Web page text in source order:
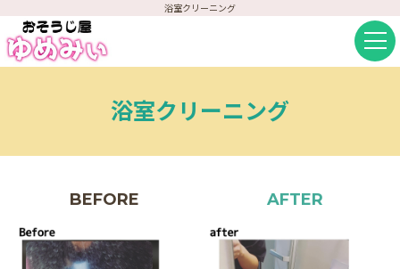
浴室クリーニング
浴室クリーニング
BEFORE AFTER